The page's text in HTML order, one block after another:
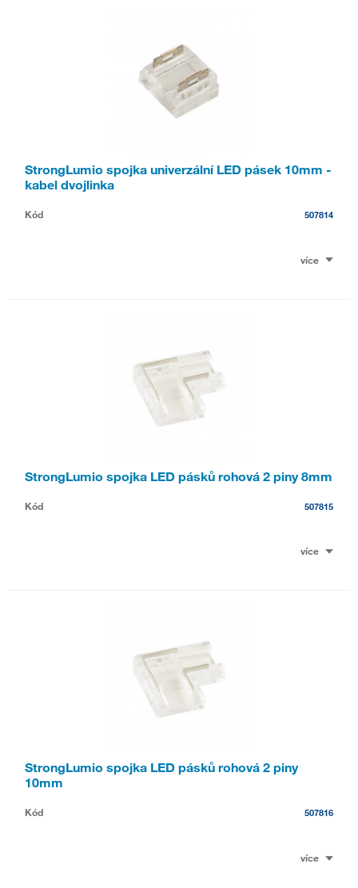
StrongLumio spojka univerzální LED pásek 10mm -
kabel dvojlinka
Kód 507814
více
StrongLumio spojka LED pásků rohová 2 piny 8mm
Kód 507815
více
StrongLumio spojka LED pásků rohová 2 piny
10mm
Kód 507816
více